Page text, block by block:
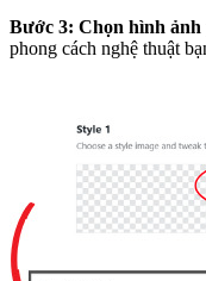
Bước 3: Chọn hình ảnh
phong cách nghệ thuật